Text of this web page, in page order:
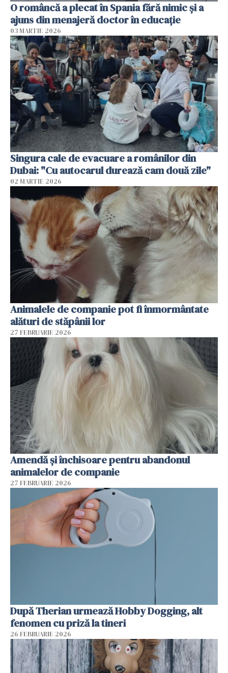
O româncă a plecat în Spania fără nimic și a
ajuns din menajeră doctor în educație
03 MARTIE 2026
Singura cale de evacuare a românilor din
Dubai: "Cu autocarul durează cam două zile"
02 MARTIE 2026
Animalele de companie pot fi înmormântate
alături de stăpânii lor
27 FEBRUARIE 2026
Amendă și închisoare pentru abandonul
animalelor de companie
27 FEBRUARIE 2026
După Therian urmează Hobby Dogging, alt
fenomen cu priză la tineri
26 FEBRUARIE 2026